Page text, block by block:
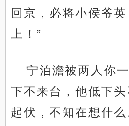
回京，必将小侯爷
上！”
宁泊澹被两人你
下不来台，他低下
起伏，不知在想什么